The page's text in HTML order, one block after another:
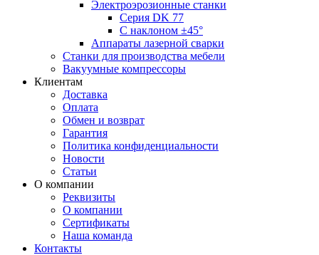
Электроэрозионные станки
Серия DK 77
С наклоном ±45°
Аппараты лазерной сварки
Станки для производства мебели
Вакуумные компрессоры
Клиентам
Доставка
Оплата
Обмен и возврат
Гарантия
Политика конфиденциальности
Новости
Статьи
О компании
Реквизиты
О компании
Сертификаты
Наша команда
Контакты